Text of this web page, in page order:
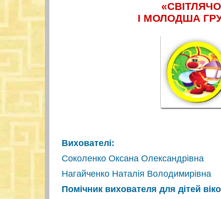
І МОЛОДША
Вихователі:
Соколенко Оксана Олександрівна
Нагайченко Наталія Володимирівна
Помічник вихователя для дітей